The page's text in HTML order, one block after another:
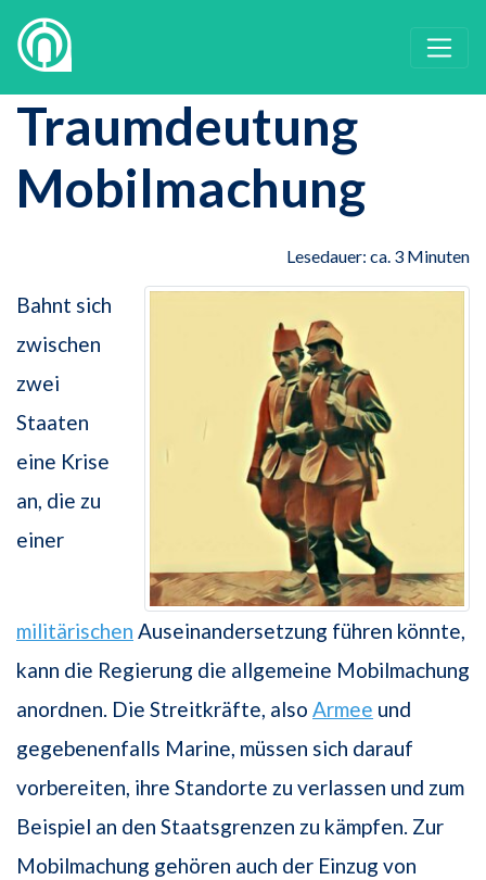
Traumdeutung
Mobilmachung
Lesedauer: ca. 3 Minuten
Bahnt sich
zwischen
zwei
Staaten
eine Krise
an, die zu
einer
militärischen Auseinandersetzung führen könnte,
kann die Regierung die allgemeine Mobilmachung
anordnen. Die Streitkräfte, also Armee und
gegebenenfalls Marine, müssen sich darauf
vorbereiten, ihre Standorte zu verlassen und zum
Beispiel an den Staatsgrenzen zu kämpfen. Zur
Mobilmachung gehören auch der Einzug von